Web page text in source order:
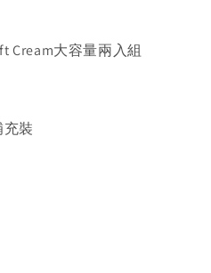
Cream大容量兩入組
裝